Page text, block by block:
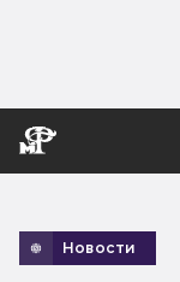
Новости